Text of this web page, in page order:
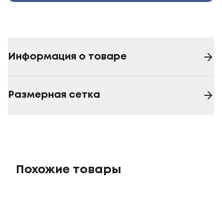
Информация о товаре
Размерная сетка
Похожие товары